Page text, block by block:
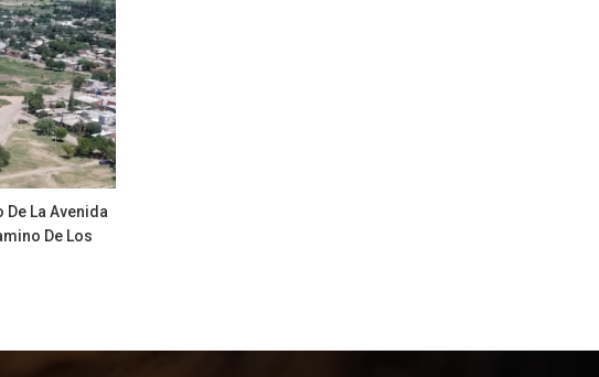
De La Avenida
De Los